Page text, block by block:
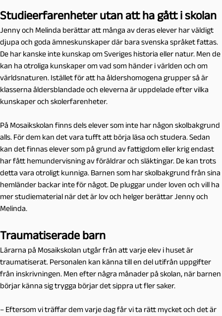
Studieerfarenheter utan att ha gått i skolan
Jenny och Melinda berättar att många av deras elever har väldigt
djupa och goda ämneskunskaper där bara svenska språket fattas.
De har kanske inte kunskap om Sveriges historia eller natur. Men de
kan ha otroliga kunskaper om vad som händer i världen och om
världsnaturen. Istället för att ha åldershomogena grupper så är
klasserna åldersblandade och eleverna är uppdelade efter vilka
kunskaper och skolerfarenheter.
På Mosaikskolan finns dels elever som inte har någon skolbakgrund
alls. För dem kan det vara tufft att börja läsa och studera. Sedan
kan det finnas elever som på grund av fattigdom eller krig endast
har fått hemundervisning av föräldrar och släktingar. De kan trots
detta vara otroligt kunniga. Barnen som har skolbakgrund från sina
hemländer backar inte för något. De pluggar under loven och vill ha
mer studiematerial när det är lov och helger berättar Jenny och
Melinda.
Traumatiserade barn
Lärarna på Mosaikskolan utgår från att varje elev i huset är
traumatiserat. Personalen kan känna till en del utifrån uppgifter
från inskrivningen. Men efter några månader på skolan, när barnen
börjar känna sig trygga börjar det sippra ut fler saker.
– Eftersom vi träffar dem varje dag får vi ta rätt mycket och det är